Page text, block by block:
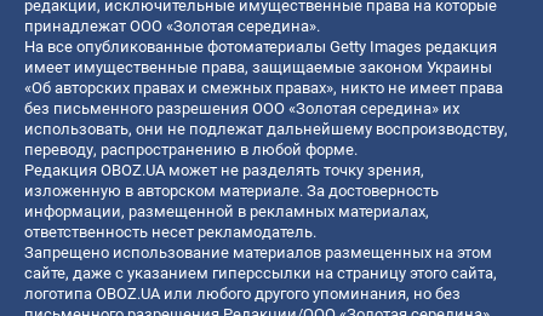
редакции, исключительные имущественные права на которые
принадлежат ООО «Золотая середина».
На все опубликованные фотоматериалы Getty Images редакция
имеет имущественные права, защищаемые законом Украины
«Об авторских правах и смежных правах», никто не имеет права
без письменного разрешения ООО «Золотая середина» их
использовать, они не подлежат дальнейшему воспроизводству,
переводу, распространению в любой форме.
Редакция OBOZ.UA может не разделять точку зрения,
изложенную в авторском материале. За достоверность
информации, размещенной в рекламных материалах,
ответственность несет рекламодатель.
Запрещено использование материалов размещенных на этом
сайте, даже с указанием гиперссылки на страницу этого сайта,
логотипа OBOZ.UA или любого другого упоминания, но без